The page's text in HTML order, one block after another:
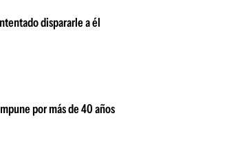
dispararle a él
por más de 40 años